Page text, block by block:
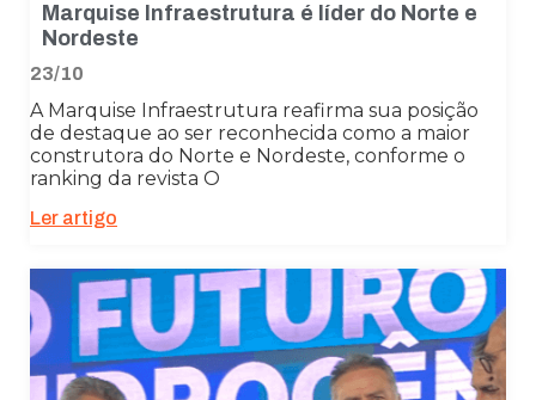
Marquise Infraestrutura é líder do Norte e
Nordeste
23/10
A Marquise Infraestrutura reafirma sua posição
de destaque ao ser reconhecida como a maior
construtora do Norte e Nordeste, conforme o
ranking da revista O
Ler artigo